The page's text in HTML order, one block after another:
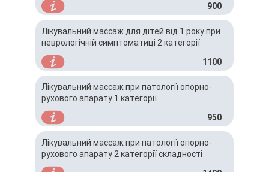
900
Лікувальний массаж для дітей від 1 року при
неврологічній симптоматиці 2 категорії
1100
Лікувальний массаж при патології опорно-
рухового апарату 1 категорії
950
Лікувальний массаж при патології опорно-
рухового апарату 2 категорії складності